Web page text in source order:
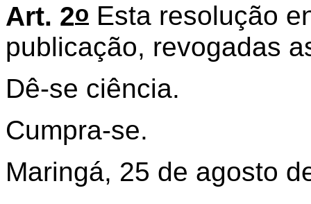
Art. 2o Esta resolução
publicação, revogadas
Dê-se ciência.
Cumpra-se.
Maringá, 25 de agosto